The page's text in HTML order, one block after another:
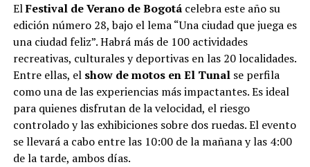
ElFestival de Verano de Bogotácelebra este año su
edición número 28, bajo el lema “Una ciudad que juega es
una ciudad feliz”. Habrá más de 100 actividades
recreativas, culturales y deportivas en las 20 localidades.
Entre ellas, el show de motos en El Tunalse perfila
como una de las experiencias más impactantes. Es ideal
para quienes disfrutan de la velocidad, el riesgo
controlado y las exhibiciones sobre dos ruedas. El evento
se llevará a cabo entre las 10:00 de la mañana y las 4:00
de la tarde, ambos días.